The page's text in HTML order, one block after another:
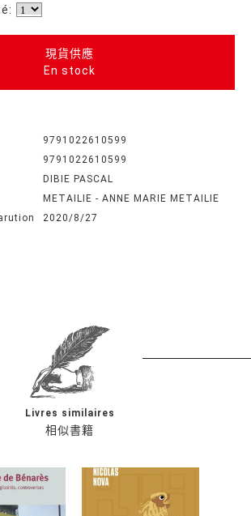
現貨供應
En stock
9791022610599
9791022610599
DIBIE PASCAL
METAILIE - ANNE MARIE METAILIE
2020/8/27
相似書籍
Livres similaires